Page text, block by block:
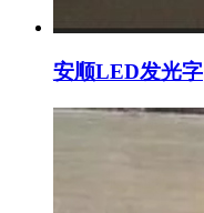
安顺LED发光字